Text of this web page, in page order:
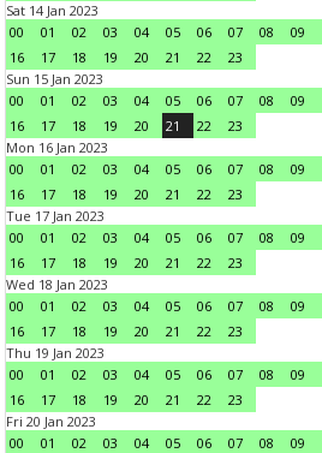
Sat 14 Jan 2023
00
01 02 03 04 05 06 07 08 09
16
17 18 19 20 21 22
23
Sun 15 Jan 2023
00
01 02 03 04 05 06 07 08 09
16
17 18 19 20 21 22
23
Mon 16 Jan 2023
00
01 02 03 04 05 06 07 08 09
16
17 18 19 20 21 22
23
Tue 17 Jan 2023
00
01 02 03 04 05 06 07 08 09
16
17 18 19 20 21 22
23
Wed 18 Jan 2023
00
01 02 03 04 05 06 07 08 09
16
17 18 19 20 21 22
23
Thu 19 Jan 2023
00
01 02 03 04 05 06 07 08 09
16
17 18 19 20 21 22
23
Fri 20 Jan 2023
00
01 02 03 04 05 06 07 08 09